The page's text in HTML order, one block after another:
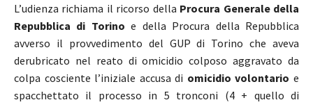
L’udienza richiama il ricorso della Procura Generale della
Repubblica di Torino e della Procura della Repubblica
avverso il provvedimento del GUP di Torino che aveva
derubricato nel reato di omicidio colposo aggravato da
colpa cosciente l’iniziale accusa di omicidio volontario e
spacchettato il processo in 5 tronconi (4 + quello di